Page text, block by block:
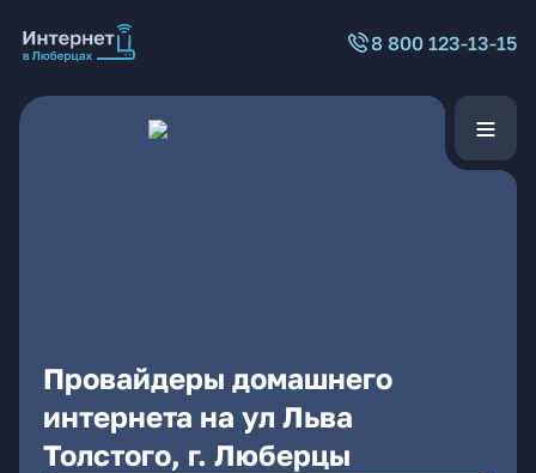
8 800 123-13-15
Провайдеры домашнего
интернета на ул Льва
Толстого, г. Люберцы